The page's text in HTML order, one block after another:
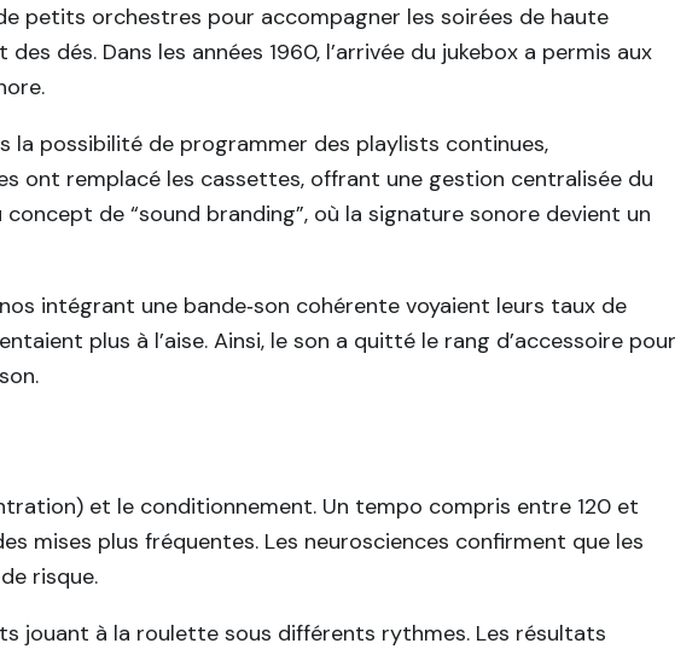
petits orchestres pour accompagner les soirées de haute
dés. Dans les années 1960, l’arrivée du jukebox a permis aux
la possibilité de programmer des playlists continues,
ont remplacé les cassettes, offrant une gestion centralisée du
de “sound branding”, où la signature sonore devient un
intégrant une bande‑son cohérente voyaient leurs taux de
plus à l’aise. Ainsi, le son a quitté le rang d’accessoire pour
et le conditionnement. Un tempo compris entre 120 et
mises plus fréquentes. Les neurosciences confirment que les
risque.
jouant à la roulette sous différents rythmes. Les résultats